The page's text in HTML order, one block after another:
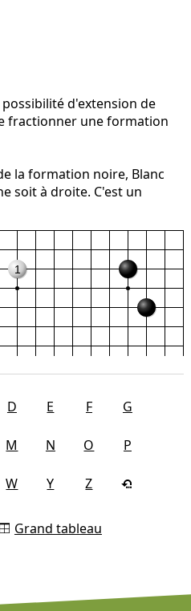
d'extension de
fractionner une formation
la formation noire, Blanc
soit à droite. C'est un
1
D E F G
M N O P
W Y Z
Grand tableau